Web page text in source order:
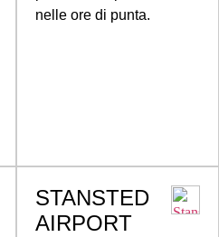
nelle ore di punta.
STANSTED
AIRPORT